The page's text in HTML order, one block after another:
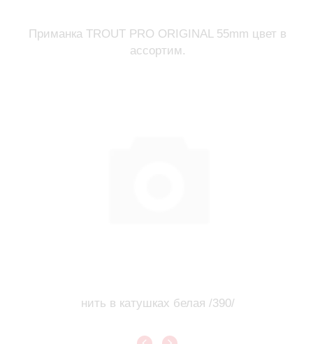
Приманка TROUT PRO ORIGINAL 55mm цвет в
ассортим.
нить в катушках белая /390/